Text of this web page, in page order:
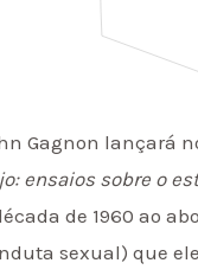
Gagnon lançará
ensaios sobre o
de 1960 ao
sexual) que